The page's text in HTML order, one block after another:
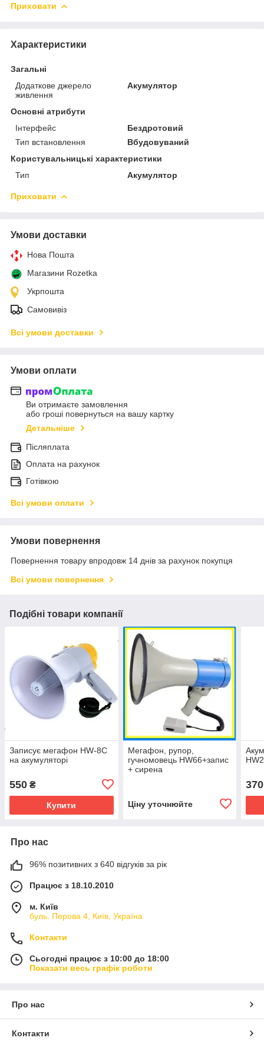
Приховати
Характеристики
Загальні
Додаткове джерело
живлення
Акумулятор
Основні атрибути
Інтерфейс
Бездротовий
Тип встановлення
Вбудовуваний
Користувальницькі характеристики
Тип
Акумулятор
Приховати
Умови доставки
Нова Пошта
Магазини Rozetka
Укрпошта
Самовивіз
Всі умови доставки
Умови оплати
Ви отримаєте замовлення
або гроші повернуться на вашу картку
Детальніше
Післяплата
Оплата на рахунок
Готівкою
Всі умови оплати
Умови повернення
Повернення товару впродовж 14 днів за рахунок покупця
Всі умови повернення
Подібні товари компанії
Записує мегафон HW-8C
на акумуляторі
550 ₴
Купити
Мегафон, рупор,
гучномовець HW66+запис
+ сирена
Ціну уточнюйте
370
Про нас
96% позитивних з 640 відгуків за рік
Працює з 18.10.2010
м. Київ
буль. Перова 4, Київ, Україна
Контакти
Сьогодні працює з 10:00 до 18:00
Показати весь графік роботи
Про нас
Контакти